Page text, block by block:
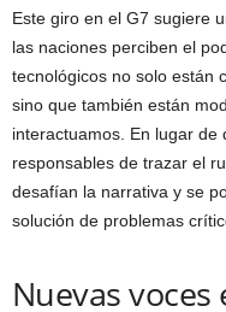
Este giro en el G7 sugiere
las naciones perciben el
tecnológicos no solo están
sino que también están
interactuamos. En lugar
responsables de trazar el
desafían la narrativa y se
solución de problemas
Nuevas voces